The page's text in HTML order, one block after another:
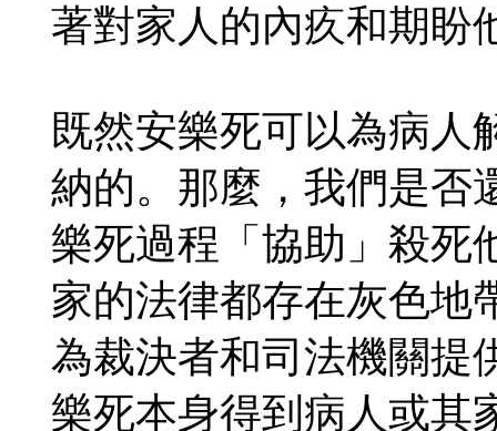
著對家人的內疚和期盼
既然安樂死可以為病人
納的。那麼，我們是否
樂死過程「協助」殺死
家的法律都存在灰色地
為裁決者和司法機關提
樂死本身得到病人或其